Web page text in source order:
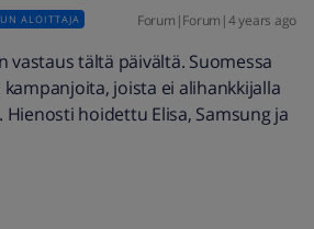
ALOITTAJA Forum|Forum|4 years ago
vastaus tältä päivältä. Suomessa
kampanjoita, joista ei alihankkijalla
hoidettu Elisa, Samsung ja